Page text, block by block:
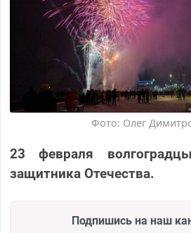
Фото: Олег
23 февраля
защитника Отечества.
Подпишись на наш